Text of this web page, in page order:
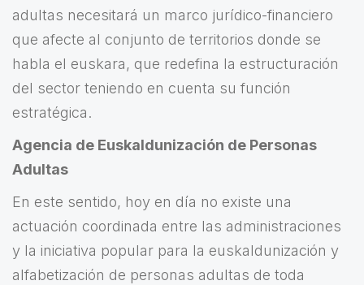
adultas necesitará un marco jurídico-financiero
que afecte al conjunto de territorios donde se
habla el euskara, que redefina la estructuración
del sector teniendo en cuenta su función
estratégica.
Agencia de Euskaldunización de Personas
Adultas
En este sentido, hoy en día no existe una
actuación coordinada entre las administraciones
y la iniciativa popular para la euskaldunización y
alfabetización de personas adultas de toda